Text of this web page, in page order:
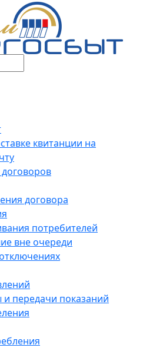
квитанции на
договора
потребителей
вне очереди
передачи показаний